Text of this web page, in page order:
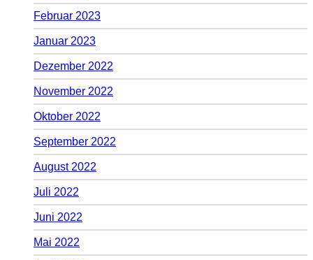
Februar 2023
Januar 2023
Dezember 2022
November 2022
Oktober 2022
September 2022
August 2022
Juli 2022
Juni 2022
Mai 2022